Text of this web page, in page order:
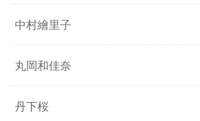
中村繪里子
丸岡和佳奈
丹下桜